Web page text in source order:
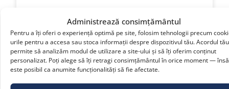
Administrează consimțământul
Pentru a îți oferi o experiență optimă pe site, folosim tehnologii precum
urile pentru a accesa sau stoca informații despre dispozitivul tău. Acordul
permite să analizăm modul de utilizare a site-ului și să îți oferim conținut
personalizat. Poți alege să îți retragi consimțământul în orice moment — însă
este posibil ca anumite funcționalități să fie afectate.